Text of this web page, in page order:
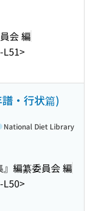
会 編
L51>
・行状篇)
編纂委員会 編
L50>
National Diet Library